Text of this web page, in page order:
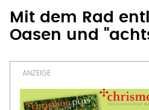
Mit dem Rad
Oasen und